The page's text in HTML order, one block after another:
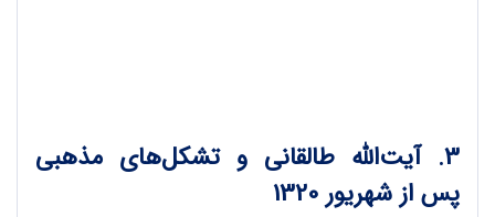
3. آیت‌الله طالقانی و تشکل‌های مذهبی
پس از شهریور 1320